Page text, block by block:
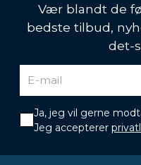
Vær blandt de
bedste tilbud,
det-
Ja, jeg vil gerne
Jeg accepterer